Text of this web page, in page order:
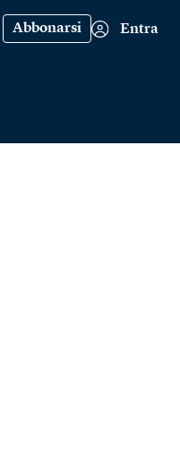
Abbonarsi Entra